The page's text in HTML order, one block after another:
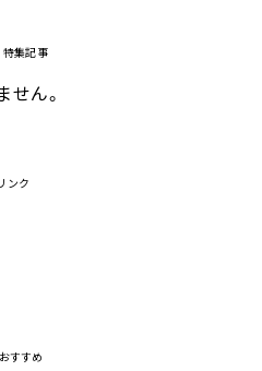
特集記事
ん。
ンク
すすめ